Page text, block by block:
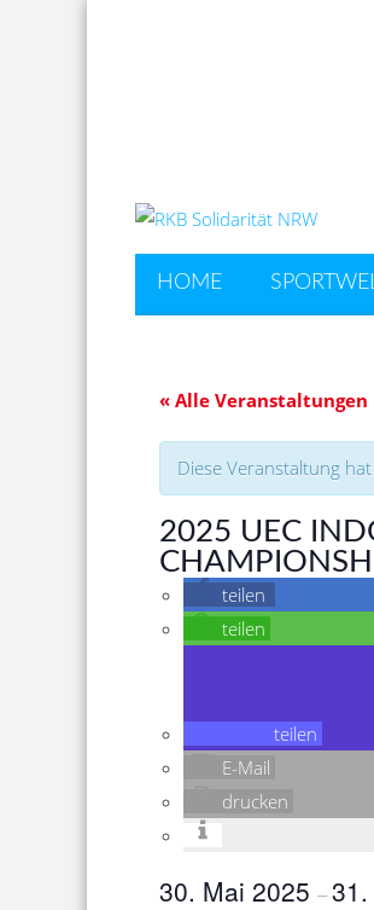
HOME
« Alle Veranstaltungen
Diese Veranstaltung
2025 UEC
teilen
teilen
teilen
E-Mail
drucken
30. Mai 2025 –